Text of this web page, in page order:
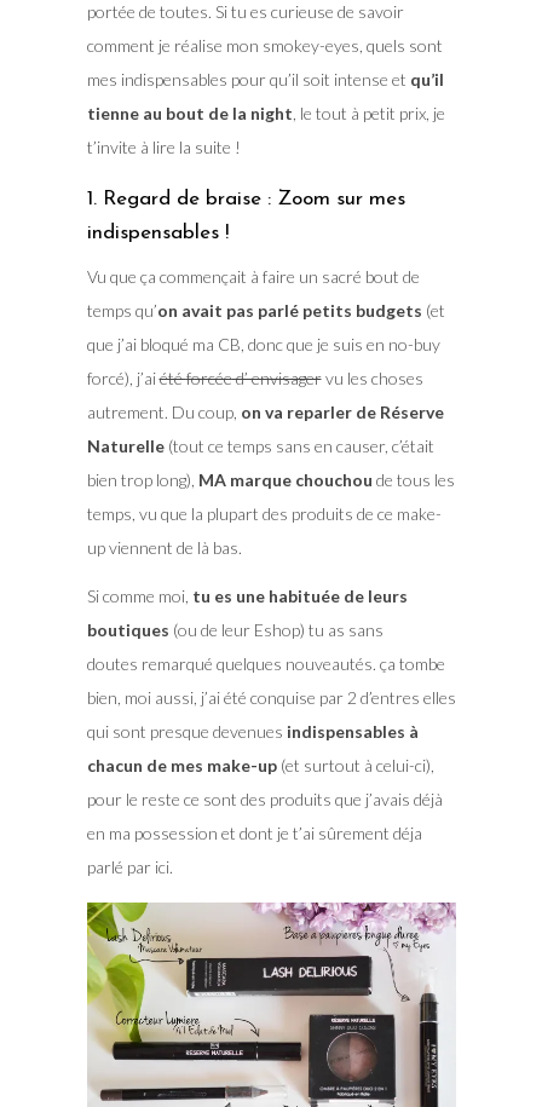
portée de toutes. Si tu es curieuse de savoir
comment je réalise mon smokey-eyes, quels sont
mes indispensables pour qu’il soit intense et qu’il
tienne au bout de la night, le tout à petit prix, je
t’invite à lire la suite !
1. Regard de braise : Zoom sur mes
indispensables !
Vu que ça commençait à faire un sacré bout de
temps qu’on avait pas parlé petits budgets (et
que j’ai bloqué ma CB, donc que je suis en no-buy
forcé), j’aiétéforcéed’ envisagervu les choses
autrement. Du coup, on va reparler de Réserve
Naturelle(tout ce temps sans en causer, c’était
bien trop long), MA marque chouchou de tous les
temps, vu que la plupart des produits de ce make-
up viennent de là bas.
Si comme moi, tu es une habituée de leurs
boutiques (ou de leur Eshop) tu as sans
doutes remarqué quelques nouveautés. ça tombe
bien, moi aussi, j’ai été conquise par 2 d’entres elles
qui sont presque devenues indispensables à
chacun de mes make-up(et surtout à celui-ci),
pour le reste ce sont des produits que j’avais déjà
en ma possession et dont je t’ai sûrement déja
parlé par ici.